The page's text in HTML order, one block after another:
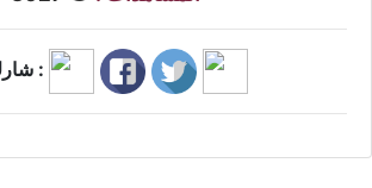
شارك :